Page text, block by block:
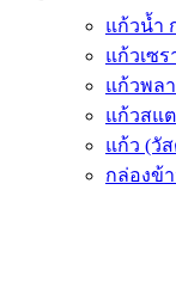
แก้วน้ำ
แก้วเซ
แก้วพล
แก้วสแ
แก้ว (วั
กล่องข้